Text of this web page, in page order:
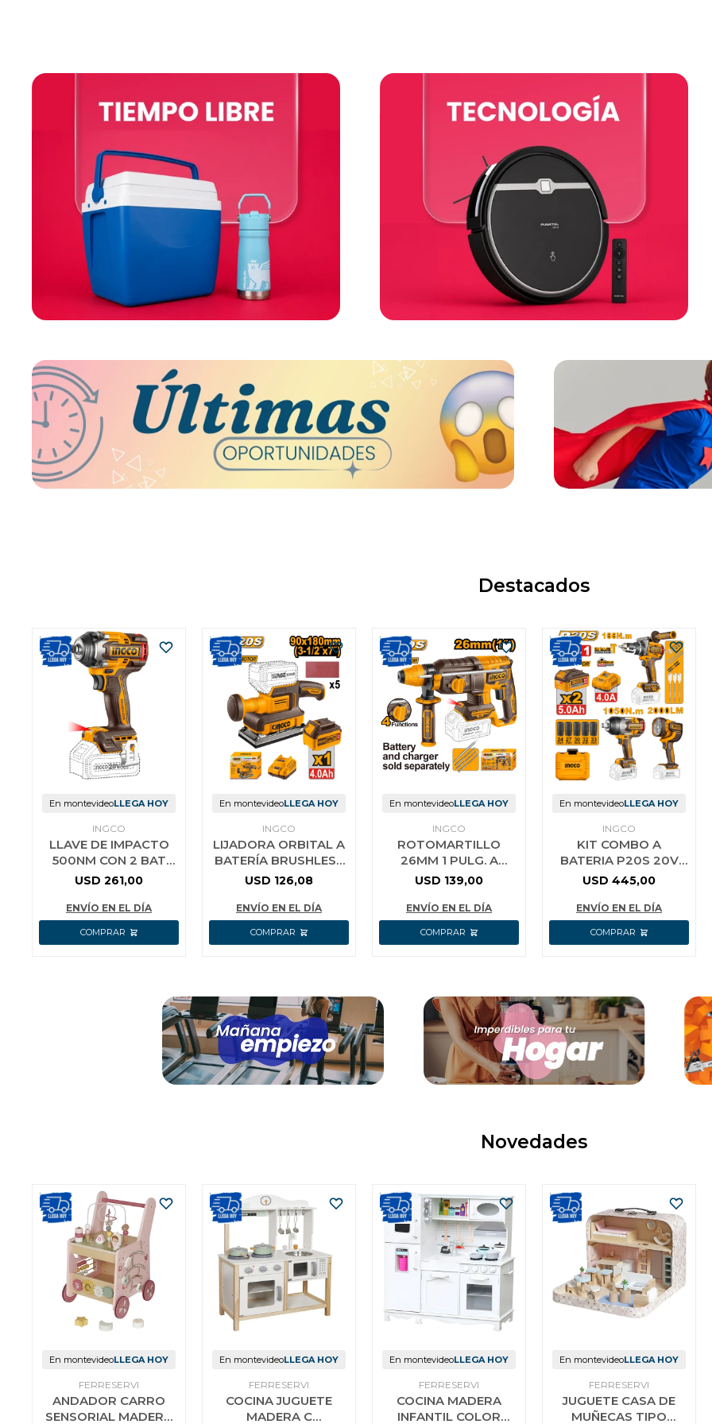
Destacados
En montevideoLLEGA HOY
INGCO
LLAVE DE IMPACTO
500NM CON 2 BAT
CARGADOR MALETIN
USD 261,00
ENVÍO EN EL DÍA
En montevideoLLEGA HOY
INGCO
LIJADORA ORBITAL A
BATERÍA BRUSHLESS
MOTOR 20V P20S
5 LIJAS I
USD 126,08
ENVÍO EN EL DÍA
En montevideoLLEGA HOY
INGCO
ROTOMARTILLO
26MM 1 PULG. A
BATERIA P20S 20V
CARGADOR INGCO
USD 139,00
ENVÍO EN EL DÍA
En montevideoLLEGA HOY
INGCO
KIT COMBO A
BATERIA P20S 20V
TALADRO ATORN.
LLAVE DE IMPACTO 10
USD 445,00
ENVÍO EN EL DÍA
Novedades
En montevideoLLEGA HOY
FERRESERVI
ANDADOR CARRO
SENSORIAL MADERA
En montevideoLLEGA HOY
FERRESERVI
COCINA JUGUETE
MADERA C
En montevideoLLEGA HOY
FERRESERVI
COCINA MADERA
INFANTIL COLOR
En montevideoLLEGA HOY
FERRESERVI
JUGUETE CASA DE
MUÑECAS TIPO